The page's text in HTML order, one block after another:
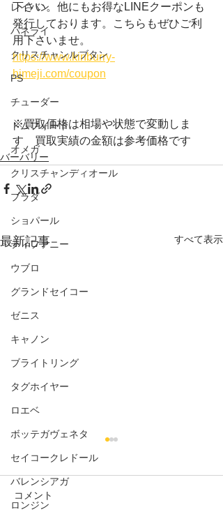
レイバン
パネライ
クリスチャンルブタン
PS
チューダー
トムフォード
オメガ
クリスチャンディオール
プラダ
ショパール
ティファニー
ウブロ
グランドセイコー
ゼニス
キャノン
ブライトリング
タグホイヤー
ロエベ
ボッテガヴェネタ
セイコークレドール
バレンシアガ
ロンジン
下さい。他にもお得なLINEクーポンも
発行しております。こちらもぜひご利
用下さいませ。
https://www.kinburry-
himeji.com/coupon
※買取価格は相場や状態で変動しま
す　買取実績の金額は参考価格です
バーバリー
最新記事 すべて表示
サングラス
コメント